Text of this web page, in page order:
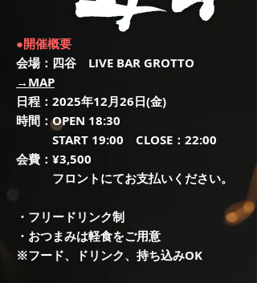
●開催概要
会場：四谷 LIVE BAR GROTTO
→MAP
日程：2025年12月26日(金)
時間：OPEN 18:30
START 19:00 CLOSE：22:00
会費：¥3,500
フロントにてお支払いください。
・フリードリンク制
・おつまみは軽食をご用意
※フード、ドリンク、持ち込みOK